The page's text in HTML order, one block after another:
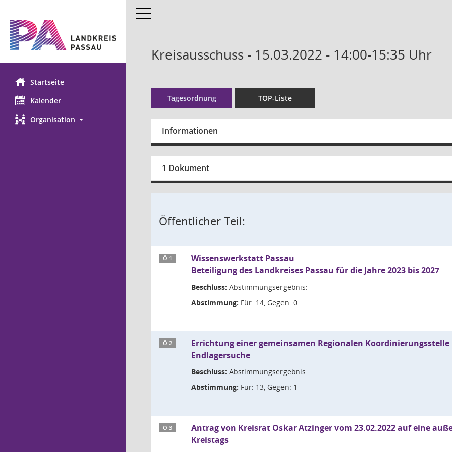
Startseite
Kalender
Organisation
Toggle navigation
Kreisausschuss - 15.03.2022 - 14:00-15:35 Uhr
Tagesordnung TOP-Liste
Informationen
1 Dokument
Öffentlicher Teil:
Ö 1
Wissenswerkstatt Passau
Beteiligung des Landkreises Passau für die Jahre 2023 bis 2027
Beschluss: Abstimmungsergebnis:
Abstimmung: Für: 14, Gegen: 0
Ö 2
Errichtung einer gemeinsamen Regionalen
Endlagersuche
Beschluss: Abstimmungsergebnis:
Abstimmung: Für: 13, Gegen: 1
Ö 3
Antrag von Kreisrat Oskar Atzinger vom 23.02.2022 auf eine
Kreistags